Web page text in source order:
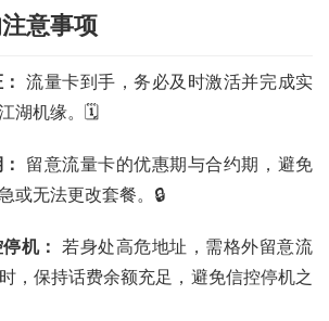
投稿
意事项
流量卡到手，务必及时激活并完成实
湖机缘。🗓️
留意流量卡的优惠期与合约期，避免
或无法更改套餐。🔒
机：
若身处高危地址，需格外留意流
，保持话费余额充足，避免信控停机之